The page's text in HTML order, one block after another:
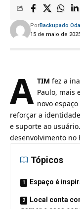
15 de maio de
PorBackupado
A TIM fez a
Paulo, mais
novo
reforçar a
e suporte ao
desenvolvimento no
Tópicos
Espaço é
Local conta